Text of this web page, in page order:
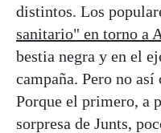
distintos. Los
sanitario" en torno a
bestia negra y en el
campaña. Pero no
Porque el primero, a
sorpresa de Junts,